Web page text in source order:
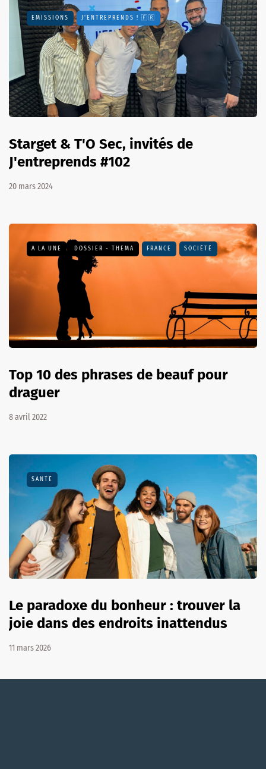
EMISSIONS J'ENTREPRENDS ! 🇫🇷
Starget & T'O Sec, invités de
J'entreprends #102
20 mars 2024
A LA UNE DOSSIER - THEMA FRANCE SOCIÉTÉ
Top 10 des phrases de beauf pour
draguer
8 avril 2022
SANTÉ
Le paradoxe du bonheur : trouver la
joie dans des endroits inattendus
11 mars 2026